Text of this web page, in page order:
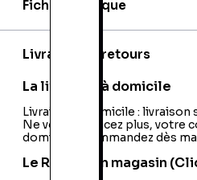
Fiche technique
Livraison et retours
La livraison à domicile
Livraison à domicile : livraison
Ne vous déplacez plus, votre
domicile ! Commandez dès
Le Retrait en magasin